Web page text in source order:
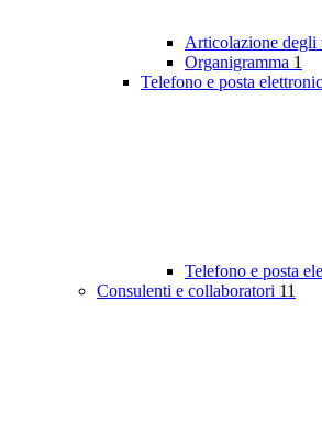
Articolazione degli
Organigramma 1
Telefono e posta
Telefono e posta
Consulenti e collaboratori 11